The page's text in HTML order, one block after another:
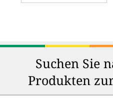
Suchen Sie
Produkten